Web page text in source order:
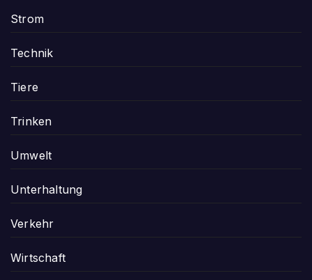
Strom
Technik
Tiere
Trinken
Umwelt
Unterhaltung
Verkehr
Wirtschaft